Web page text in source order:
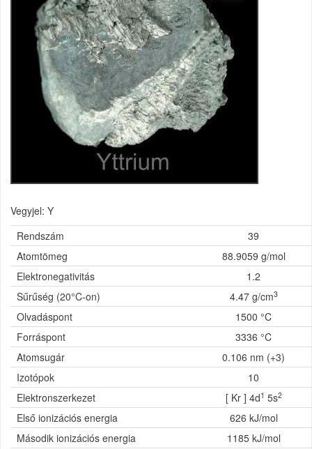
Vegyjel: Y
Rendszám
39
Atomtömeg
88.9059 g/mol
Elektronegativitás
1.2
Sűrűség (20°C-on)
4.47 g/cm3
Olvadáspont
1500 °C
Forráspont
3336 °C
Atomsugár
0.106 nm (+3)
Izotópok
10
Elektronszerkezet
[ Kr ] 4d1 5s2
Első ionizációs energia
626 kJ/mol
Második ionizációs energia
1185 kJ/mol